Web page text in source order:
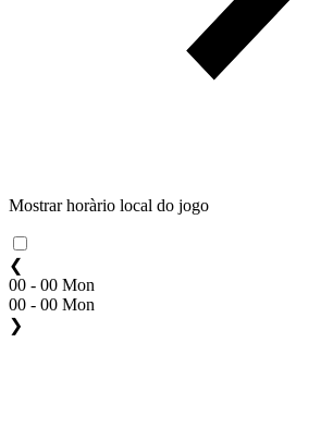
Mostrar horàrio local do jogo
❮
00 - 00 Mon
00 - 00 Mon
❯